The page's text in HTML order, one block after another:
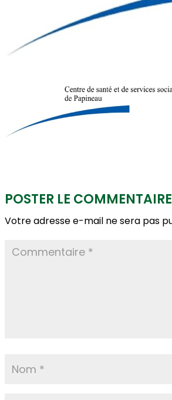
POSTER LE COMMENTAIRE
Votre adresse e-mail ne sera pas